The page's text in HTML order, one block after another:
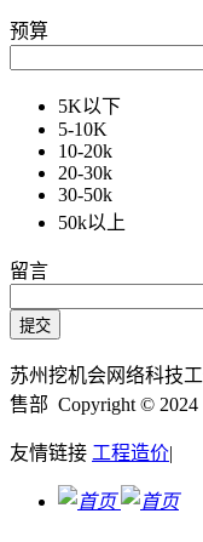
预算
5K以下
5-10K
10-20k
20-30k
30-50k
50k以上
留言
苏州挖机会网络科技
售部 Copyright © 2024
友情链接 工程造价|